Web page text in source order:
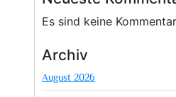
Es sind keine
Archiv
August 2026